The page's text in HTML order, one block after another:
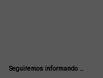
Seguiremos informando …